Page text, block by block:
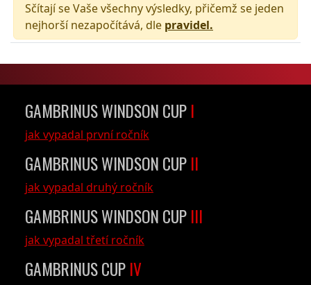
Sčítají se Vaše všechny výsledky, přičemž se jeden
nejhorší nezapočítává, dle pravidel.
GAMBRINUS WINDSON CUP I
jak vypadal první ročník
GAMBRINUS WINDSON CUP II
jak vypadal druhý ročník
GAMBRINUS WINDSON CUP III
jak vypadal třetí ročník
GAMBRINUS CUP IV